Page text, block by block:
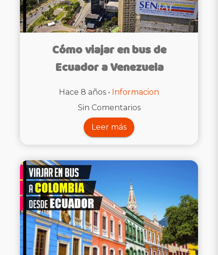
Cómo viajar en bus de
Ecuador a Venezuela
Hace 8 años • Informacion
Sin Comentarios
Leer más